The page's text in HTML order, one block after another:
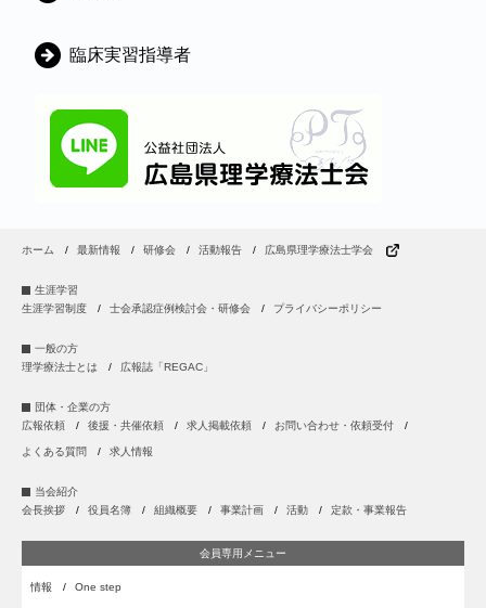
臨床実習指導者
ホーム 最新情報 研修会 活動報告 広島県理学療法士学会
生涯学習
生涯学習制度
士会承認症例検討会・研修会 プライバシーポリシー
一般の方
理学療法士とは
広報誌「REGAC」
団体・企業の方
広報依頼
後援・共催依頼 求人掲載依頼 お問い合わせ・依頼受付
よくある質問 求人情報
当会紹介
会長挨拶
役員名簿 組織概要 事業計画 活動 定款・事業報告
会員専用メニュー
情報 One step